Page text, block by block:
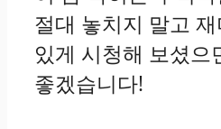
절대 놓치지 말고 재
있게 시청해 보셨으
좋겠습니다!